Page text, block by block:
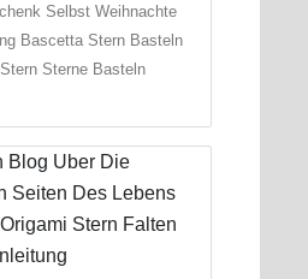
Selbst Weihnachte
Bascetta Stern Basteln
Sterne Basteln